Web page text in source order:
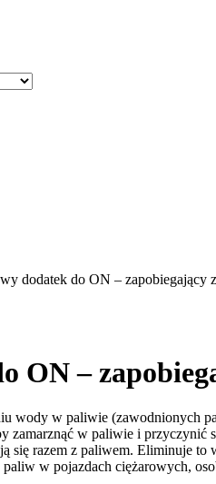
dodatek do ON – zapobiegający
ON –
w paliwie (zawodnionych
zamarznąć w paliwie i
razem z paliwem. Eliminuje
w pojazdach ciężarowych,